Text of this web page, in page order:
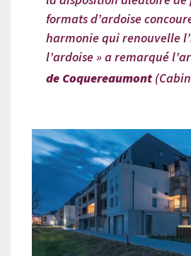
formats d’ardoise
harmonie qui renouvelle
l’ardoise » a remarqué
de Coquereaumont